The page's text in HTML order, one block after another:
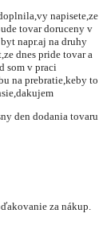
napisete,ze
tovar doruceny v
napr.aj na druhy
dnes pride tovar a
som v praci
na prebratie,keby to
den dodania tovaru
za nákup.